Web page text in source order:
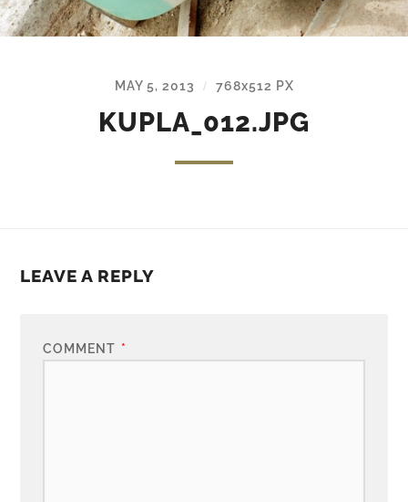
MAY 5, 2013 / 768x512 PX
KUPLA_012.JPG
LEAVE A REPLY
COMMENT *